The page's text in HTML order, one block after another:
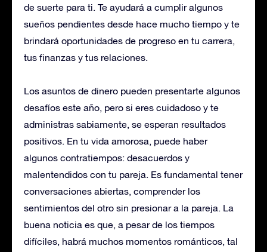
de suerte para ti. Te ayudará a cumplir algunos
sueños pendientes desde hace mucho tiempo y te
brindará oportunidades de progreso en tu carrera,
tus finanzas y tus relaciones.
Los asuntos de dinero pueden presentarte algunos
desafíos este año, pero si eres cuidadoso y te
administras sabiamente, se esperan resultados
positivos. En tu vida amorosa, puede haber
algunos contratiempos: desacuerdos y
malentendidos con tu pareja. Es fundamental tener
conversaciones abiertas, comprender los
sentimientos del otro sin presionar a la pareja. La
buena noticia es que, a pesar de los tiempos
difíciles, habrá muchos momentos románticos, tal